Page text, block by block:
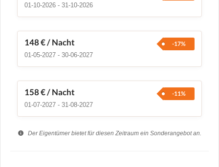
01-10-2026 - 31-10-2026
148 €/ Nacht
-17%
01-05-2027 - 30-06-2027
158 €/ Nacht
-11%
01-07-2027 - 31-08-2027
Der Eigentümer bietet für diesen Zeitraum ein Sonderangebot an.